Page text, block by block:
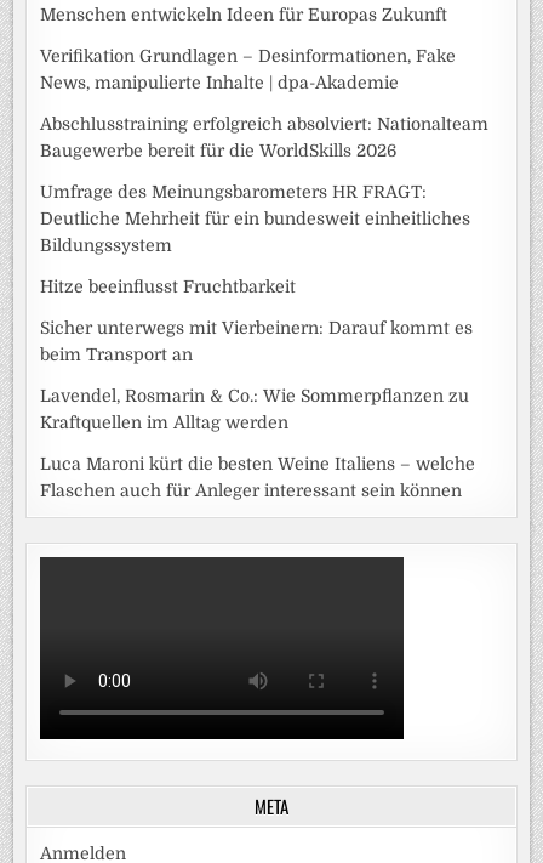
Menschen entwickeln Ideen für Europas Zukunft
Verifikation Grundlagen – Desinformationen, Fake
News, manipulierte Inhalte | dpa-Akademie
Abschlusstraining erfolgreich absolviert: Nationalteam
Baugewerbe bereit für die WorldSkills 2026
Umfrage des Meinungsbarometers HR FRAGT:
Deutliche Mehrheit für ein bundesweit einheitliches
Bildungssystem
Hitze beeinflusst Fruchtbarkeit
Sicher unterwegs mit Vierbeinern: Darauf kommt es
beim Transport an
Lavendel, Rosmarin & Co.: Wie Sommerpflanzen zu
Kraftquellen im Alltag werden
Luca Maroni kürt die besten Weine Italiens – welche
Flaschen auch für Anleger interessant sein können
META
Anmelden